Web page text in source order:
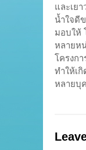
และเย
น้ำใจดี
มอบให้
หลายห
โครงก
ทำให้เ
หลายบุ